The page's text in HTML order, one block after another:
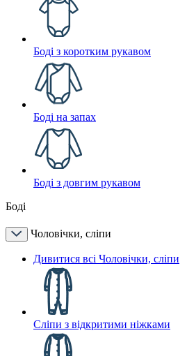
Боді з коротким рукавом
Боді на запах
Боді з довгим рукавом
Боді
Чоловічки, сліпи
Дивитися всі Чоловічки, сліпи
Сліпи з відкритими ніжками